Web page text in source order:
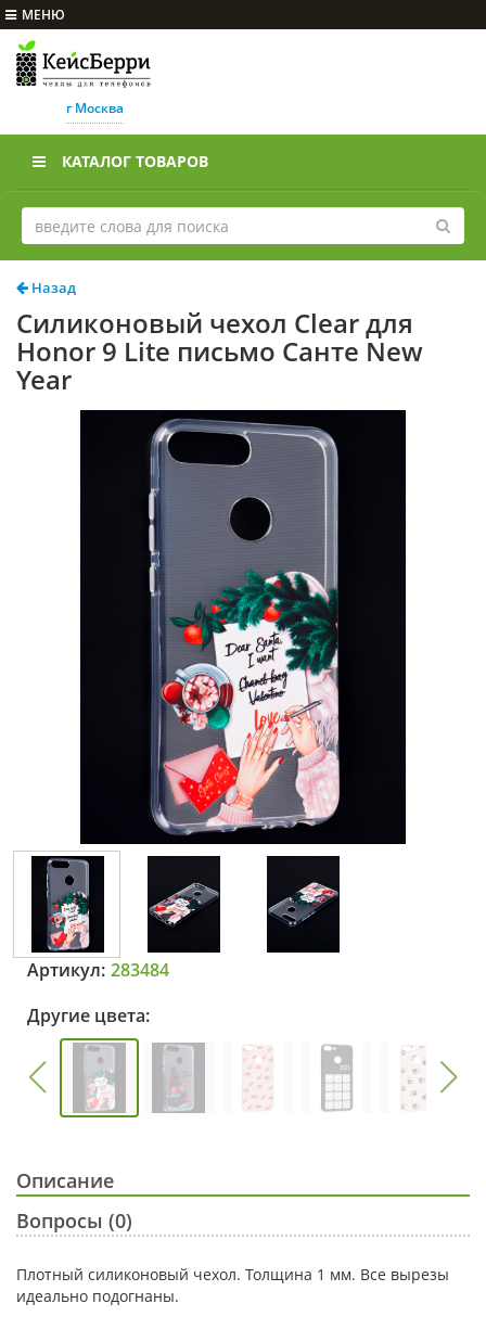
МЕНЮ
г Москва
КАТАЛОГ ТОВАРОВ
Назад
Силиконовый чехол Clear для
Honor 9 Lite письмо Санте New
Year
Артикул: 283484
Другие цвета:
Описание
Вопросы (0)
Плотный силиконовый чехол. Толщина 1 мм. Все вырезы
идеально подогнаны.